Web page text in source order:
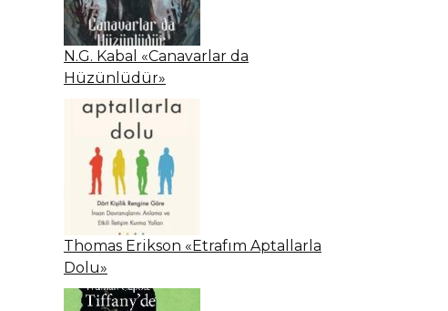
N.G. Kabal «Canavarlar da
Hüzünlüdür»
Thomas Erikson «Etrafım Aptallarla
Dolu»